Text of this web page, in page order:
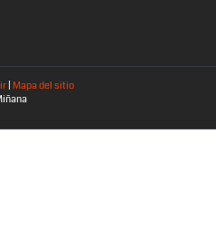
Mapa del sitio